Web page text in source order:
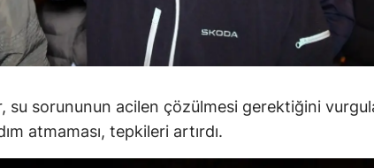
Yalova
Karabük
Kilis
Osmaniye
su sorununun acilen çözülmesi gerektiğini
atmaması, tepkileri artırdı.